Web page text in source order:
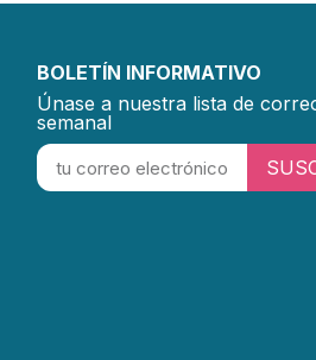
BOLETÍN INFORMATIVO
Únase a nuestra lista de
semanal